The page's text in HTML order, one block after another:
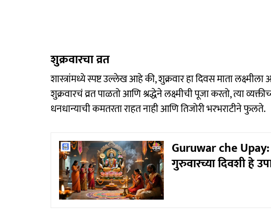
शुक्रवारचा व्रत
शास्त्रांमध्ये स्पष्ट उल्लेख आहे की, शुक्रवार हा दिवस माता
शुक्रवारचं व्रत पाळतो आणि श्रद्धेने लक्ष्मीची पूजा करतो, त्या
धनधान्याची कमतरता राहत नाही आणि तिजोरी भरभराटीने फुलते.
Guruwar che
गुरुवारच्या दिवशी हे